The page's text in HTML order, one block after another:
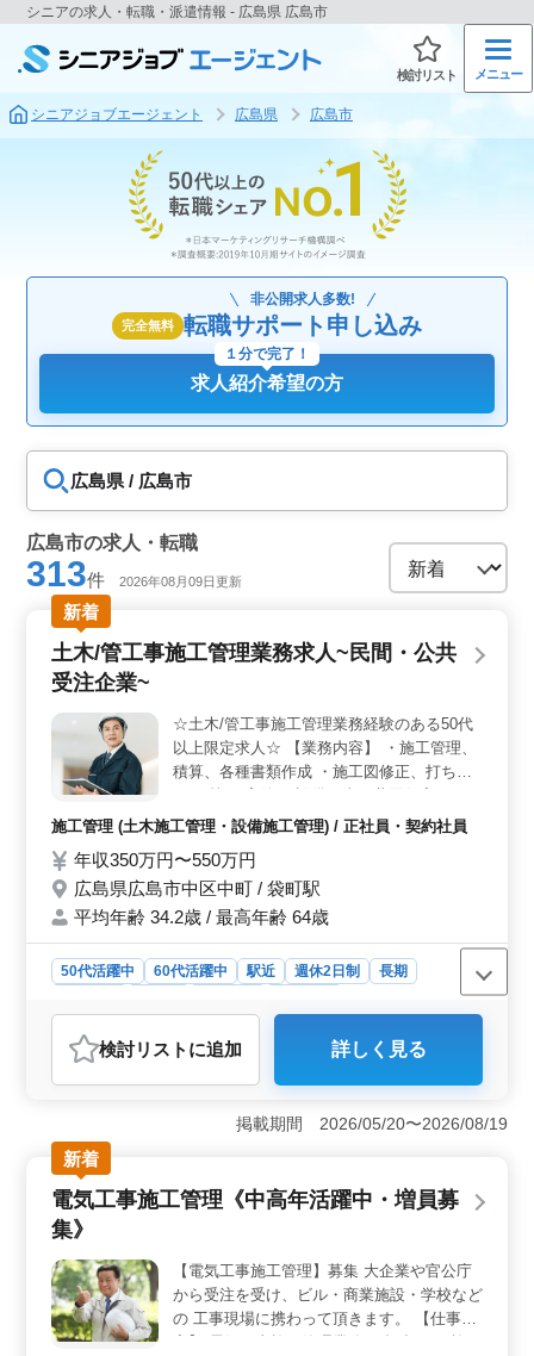
シニアの求人・転職・派遣情報 - 広島県 広島市
検討リスト メニュー
シニアジョブエージェント 広島県 広島市
完全無料
非公開求人多数!
転職サポート申し込み
求人紹介希望の方
１分で完了！
広島県 / 広島市
広島市の求人・転職
313件 2026年08月09日更新
新着
土木/管工事施工管理業務求人~民間・公共
受注企業~
☆土木/管工事施工管理業務経験のある50代
以上限定求人☆ 【業務内容】 ・施工管理、
積算、各種書類作成 ・施工図修正、打ち合
ィスビル、福祉施設、教育施設 等 土木工
考 ・1日単位の出張あり(全国可能な方急募)
・作業着支給 ・週休2日制 ☆土木/管工事施
工管理業務経験10年以上 ☆1級土木/管工事
施工管理技士保有者条件面優遇 ご応募お待
ちしております！！
施工管理 (土木施工管理・設備施工管理) / 正社員・契約社員
年収350万円〜550万円
広島県広島市中区中町 / 袋町駅
平均年齢 34.2歳 / 最高年齢 64歳
50代活躍中 60代活躍中 駅近 週休2日制
長期
おすすめポイント
＜確かな実績と経験を有するプロフェッショナル＞ 土
木/管工事施工管理経験10年以上と1級土木/管工事施工管
理技士保有者を歓迎します。今までの経験と確かなスキ
ルでプロジェクトを確実に遂行し、高い専門性を発揮し
ませんか。 ＜多岐にわたるプロジェクトへの柔軟な
対応＞ 共同住宅、オフィスビル、福祉施設、教育施設
など、様々な設備工事と土木工事など様々な案件を経験
できます。多彩な案件に柔軟に対応し、高度なスキルを
活かしてプロジェクトをリードできます。 ＜働きや
すい環境と手厚い福利厚生＞ 週休2日制や通勤手当の全
額支給など、働きやすい環境が整っています。雇用・労
災・健康・厚生などの福利厚生にも充実したサポートが
あり、安心してキャリアを築いていくことができます。
検討リスト に追加 詳しく見る
掲載期間 2026/05/20〜2026/08/19
新着
電気工事施工管理《中高年活躍中・増員募
集》
【電気工事施工管理】募集 大企業や官公庁
から受注を受け、ビル・商業施設・学校など
の 工事現場に携わって頂きます。 【仕事内